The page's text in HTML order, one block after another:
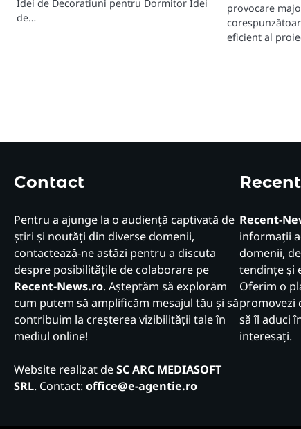
Idei de Decoratiuni pentru Dormitor Idei
de…
provocare
eficient al
Contact
Pentru a ajunge la o audiență captivată de
știri și noutăți din diverse domenii,
contactează-ne astăzi pentru a discuta
despre posibilitățile de colaborare pe
Recent-News.ro. Așteptăm să explorăm
cum putem să amplificăm mesajul tău și să
contribuim la creșterea vizibilității tale în
mediul online!
Website realizat deSC ARC MEDIASOFT
SRL. Contact:office@e-agentie.ro
Recent-
informații
domenii,
tendințe și
Oferim o
promovezi
să îl aduci
interesați.